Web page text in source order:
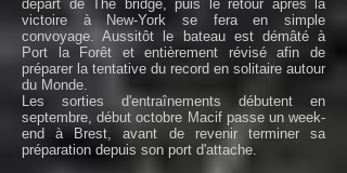
départ de The bridge, puis le retour après la
victoire à New-York se fera en simple
convoyage. Aussitôt le bateau est démâté à
Port la Forêt et entièrement révisé afin de
préparer la tentative du record en solitaire autour
du Monde.
Les sorties d'entraînements débutent en
septembre, début octobre Macif passe un week-
end à Brest, avant de revenir terminer sa
préparation depuis son port d'attache.